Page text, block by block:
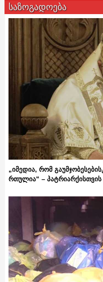
საზოგადოება
„იმედია, რომ
რთულია“ – პატრიარქისთვის